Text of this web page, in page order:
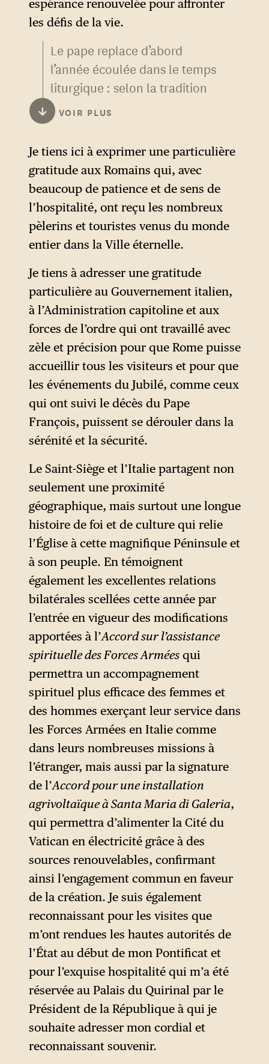
espérance renouvelée pour affronter
les défis de la vie.
Le pape replace d’abord
l’année écoulée dans le temps
liturgique : selon la tradition
des années jubilaires,
remontant au XIVe siècle,
2025 a en effet été, comme
tous les 25 ans, une Année
sainte au cours de laquelle les
pèlerinages à Rome sont
spécialement encouragés afin
de témoigner de la
miséricorde divine : les
pèlerins, en franchissant une
Porte Sainte installée au seuil
des sept basiliques romaines,
ont pu bénéficier aux
conditions requises d’une
indulgence, c’est-à-dire d’une
remise de la peine temporelle
due au péché.
Le Jubilé de 2025, ouvert le 24
décembre 2024 par François a
été solennellement clôturé
par Léon XIV le 6 janvier
dernier dans la basilique
Saint-Pierre, à l’occasion de la
fête de l’Épiphanie. C’est aussi
l’occasion pour lui d’évoquer
la mort du pape François le 21
avril 2025. Il reprend ensuite
la figure, issue de l’Évangile de
Luc, du Christ médecin au
chevet de l’humanité
souffrante, figure
abondamment commentée
par saint Augustin, puis
paraphrase une formule de
l’offertoire de la messe.
↓ VOIR PLUS
Je tiens ici à exprimer une particulière
gratitude aux Romains qui, avec
beaucoup de patience et de sens de
l’hospitalité, ont reçu les nombreux
pèlerins et touristes venus du monde
entier dans la Ville éternelle.
Je tiens à adresser une gratitude
particulière au Gouvernement italien,
à l’Administration capitoline et aux
forces de l’ordre qui ont travaillé avec
zèle et précision pour que Rome puisse
accueillir tous les visiteurs et pour que
les événements du Jubilé, comme ceux
qui ont suivi le décès du Pape
François, puissent se dérouler dans la
sérénité et la sécurité.
Le Saint-Siège et l’Italie partagent non
seulement une proximité
géographique, mais surtout une longue
histoire de foi et de culture qui relie
l’Église à cette magnifique Péninsule et
à son peuple. En témoignent
également les excellentes relations
bilatérales scellées cette année par
l’entrée en vigueur des modifications
apportées à l’Accord sur l’assistance
spirituelle des Forces Arméesqui
permettra un accompagnement
spirituel plus efficace des femmes et
des hommes exerçant leur service dans
les Forces Armées en Italie comme
dans leurs nombreuses missions à
l’étranger, mais aussi par la signature
de l’Accord pour une installation
agrivoltaïque à Santa Maria di Galeria,
qui permettra d’alimenter la Cité du
Vatican en électricité grâce à des
sources renouvelables, confirmant
ainsi l’engagement commun en faveur
de la création. Je suis également
reconnaissant pour les visites que
m’ont rendues les hautes autorités de
l’État au début de mon Pontificat et
pour l’exquise hospitalité qui m’a été
réservée au Palais du Quirinal par le
Président de la République à qui je
souhaite adresser mon cordial et
reconnaissant souvenir.